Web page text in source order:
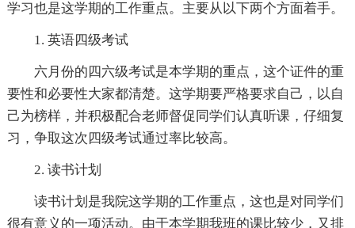
学习也是这学期的工作重点。主要从以下两个方面着手。
1. 英语四级考试
六月份的四六级考试是本学期的重点，这个证件的重
要性和必要性大家都清楚。这学期要严格要求自己，以自
己为榜样，并积极配合老师督促同学们认真听课，仔细复
习，争取这次四级考试通过率比较高。
2. 读书计划
读书计划是我院这学期的工作重点，这也是对同学们
很有意义的一项活动。由于本学期我班的课比较少，又排